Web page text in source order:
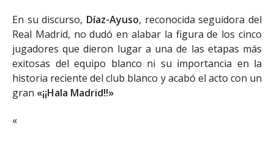
En su discurso, Díaz-Ayuso, reconocida seguidora del
Real Madrid, no dudó en alabar la figura de los cinco
jugadores que dieron lugar a una de las etapas más
exitosas del equipo blanco ni su importancia en la
historia reciente del club blanco y acabó el acto con un
gran «¡¡Hala Madrid!!»
«